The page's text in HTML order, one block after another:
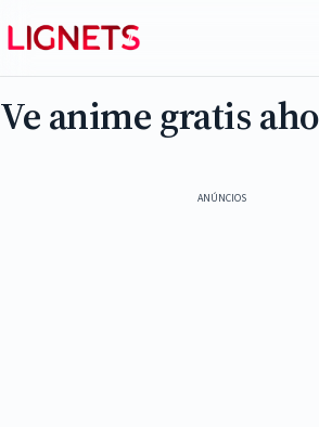
Ve anime gratis
ANÚNCIOS